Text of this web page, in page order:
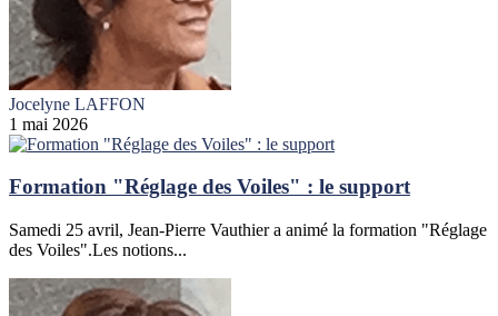
Jocelyne LAFFON
1 mai 2026
Formation "Réglage des Voiles" : le support
Samedi 25 avril, Jean-Pierre Vauthier a animé la formation "Réglage
des Voiles".Les notions...